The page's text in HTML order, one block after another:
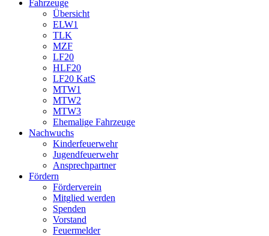
Fahrzeuge
Übersicht
ELW1
TLK
MZF
LF20
HLF20
LF20 KatS
MTW1
MTW2
MTW3
Ehemalige Fahrzeuge
Nachwuchs
Kinderfeuerwehr
Jugendfeuerwehr
Ansprechpartner
Fördern
Förderverein
Mitglied werden
Spenden
Vorstand
Feuermelder